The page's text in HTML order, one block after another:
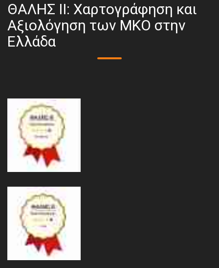
ΘΑΛΗΣ ΙΙ: Χαρτογράφηση και
Αξιολόγηση των ΜΚΟ στην
Ελλάδα